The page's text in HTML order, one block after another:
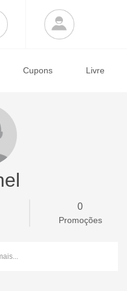
Cupons Livre
0
Promoções